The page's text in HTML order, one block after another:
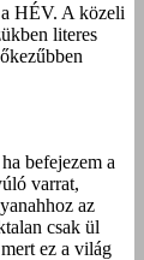
HÉV. A közeli
literes
befejezem a
varrat,
az
csak ül
ez a világ